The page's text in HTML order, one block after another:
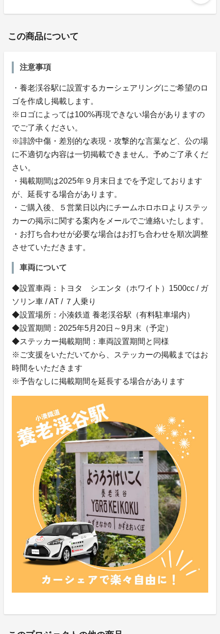
この商品について
注意事項
・養老渓谷駅に設置するカーシェアリングにご希望のロ
ゴを作成し掲載します。
※ロゴによっては100%再現できない場合がありますの
でご了承ください。
※誹謗中傷・差別的な表現・攻撃的な言葉など、公の場
に不適切な内容は一切掲載できません。予めご了承くだ
さい。
・掲載期間は2025年９月末日までを予定しております
が、延長する場合があります。
・ご購入後、５営業日以内にチームホロホロよりステッ
カーの掲示に関する案内をメールでご連絡いたします。
・お打ち合わせが必要な場合はお打ち合わせを順次調整
させていただきます。
車両について
◆設置車両：トヨタ シエンタ（ホワイト）1500cc / ガ
ソリン車 / AT / ７人乗り
◆設置場所：小湊鉄道 養老渓谷駅（有料駐車場内）
◆設置期間：2025年5月20日～9月末（予定）
◆ステッカー掲載期間：車両設置期間と同様
※ご支援をいただいてから、ステッカーの掲載まではお
時間をいただきます
※予告なしに掲載期間を延長する場合があります